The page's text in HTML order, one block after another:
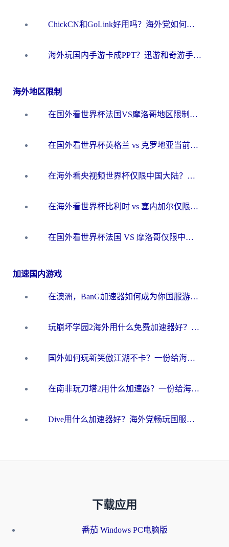
ChickCN和GoLink好用吗？海外党如何选对回国加速器
海外玩国内手游卡成PPT？迅游和奇游手游哪个好？一篇讲透回国加速器怎么选
海外地区限制
在国外看世界杯法国VS摩洛哥地区限制？这篇指南让你流畅看中文解说无压力
在国外看世界杯英格兰 vs 克罗地亚当前地区不可播放？这篇指南帮你搞定所有海外观赛难题
在海外看央视频世界杯仅限中国大陆？这篇指南帮你解锁中文解说+无卡顿直播
在海外看世界杯比利时 vs 塞内加尔仅限中国大陆？我找到了最流畅的中文解说之路
在国外看世界杯法国 VS 摩洛哥仅限中国大陆？海外党这样看中文解说赛事不卡顿
加速国内游戏
在澳洲，BanG加速器如何成为你国服游戏的“时光机”？
玩崩坏学园2海外用什么免费加速器好？2026海外党亲测国服游戏加速指南
国外如何玩新笑傲江湖不卡？一份给海外游子的终极网络指南
在南非玩刀塔2用什么加速器？一份给海外游子的终极生存指南
Dive用什么加速器好？海外党畅玩国服游戏的终极避坑指南
下载应用
番茄 Windows PC电脑版